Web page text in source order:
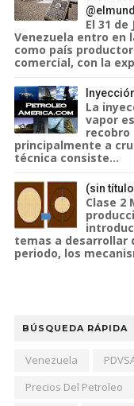
El 31 de
Venezuela entro en
como país
comercial, con la
La
vapor
recobro
principalmente a
técnica consiste...
(sin
Clase 2
temas a desarrollar
periodo, los
BÚSQUEDA RÁPIDA
Venezuela
Precios Del Petroleo